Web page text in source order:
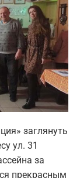
заглянуть
ул. 31
за
прекрасным